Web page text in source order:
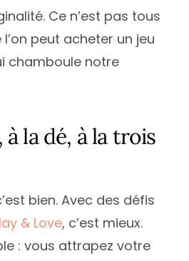
Ce n’est pas tous
peut acheter un jeu
chamboule notre
la dé, à la trois
bien. Avec des défis
& Love, c’est mieux.
: vous attrapez votre